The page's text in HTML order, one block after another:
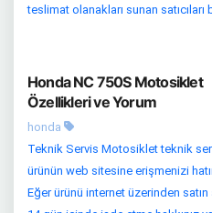
teslimat olanakları sunan satıcıları
Honda NC 750S Motosiklet
Özellikleri ve Yorum
honda
Teknik Servis Motosiklet teknik
ürünün web sitesine erişmenizi
Eğer ürünü internet üzerinden satın